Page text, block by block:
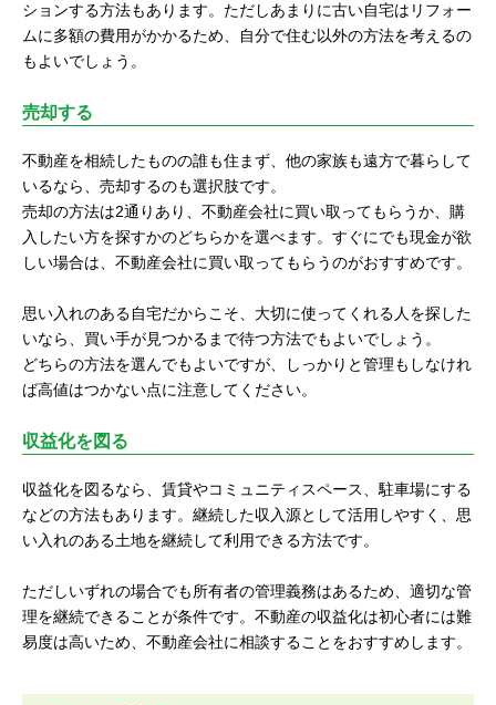
ションする方法もあります。ただしあまりに古い自宅はリフォー
ムに多額の費用がかかるため、自分で住む以外の方法を考えるの
もよいでしょう。
売却する
不動産を相続したものの誰も住まず、他の家族も遠方で暮らして
いるなら、売却するのも選択肢です。
売却の方法は2通りあり、不動産会社に買い取ってもらうか、購
入したい方を探すかのどちらかを選べます。すぐにでも現金が欲
しい場合は、不動産会社に買い取ってもらうのがおすすめです。
思い入れのある自宅だからこそ、大切に使ってくれる人を探した
いなら、買い手が見つかるまで待つ方法でもよいでしょう。
どちらの方法を選んでもよいですが、しっかりと管理もしなけれ
ば高値はつかない点に注意してください。
収益化を図る
収益化を図るなら、賃貸やコミュニティスペース、駐車場にする
などの方法もあります。継続した収入源として活用しやすく、思
い入れのある土地を継続して利用できる方法です。
ただしいずれの場合でも所有者の管理義務はあるため、適切な管
理を継続できることが条件です。不動産の収益化は初心者には難
易度は高いため、不動産会社に相談することをおすすめします。